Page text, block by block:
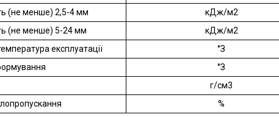
(не менше) 2,5-4 мм
кДж/м2
(не менше) 5-24 мм
кДж/м2
експлуатації
°З
°З
г/см3
%